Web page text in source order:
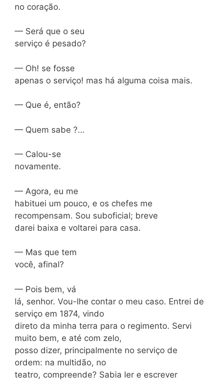
no coração.
— Será que o seu
serviço é pesado?
— Oh! se fosse
apenas o serviço! mas há alguma coisa mais.
— Que é, então?
— Quem sabe ?…
— Calou-se
novamente.
— Agora, eu me
habituei um pouco, e os chefes me
recompensam. Sou suboficial; breve
darei baixa e voltarei para casa.
— Mas que tem
você, afinal?
— Pois bem, vá
lá, senhor. Vou-lhe contar o meu caso. Entrei de
serviço em 1874, vindo
direto da minha terra para o regimento. Servi
muito bem, e até com zelo,
posso dizer, principalmente no serviço de
ordem: na multidão, no
teatro, compreende? Sabia ler e escrever